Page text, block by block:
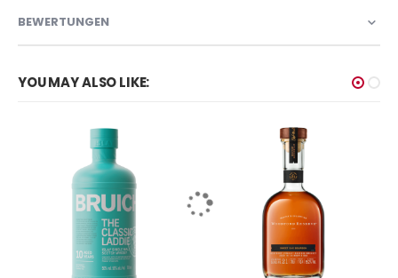
BEWERTUNGEN
YOU MAY ALSO LIKE: